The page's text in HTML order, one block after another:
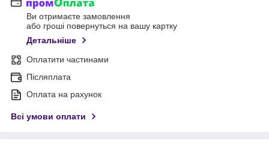
Ви отримаєте замовлення
або гроші повернуться на вашу картку
Детальніше
Оплатити частинами
Післяплата
Оплата на рахунок
Всі умови оплати